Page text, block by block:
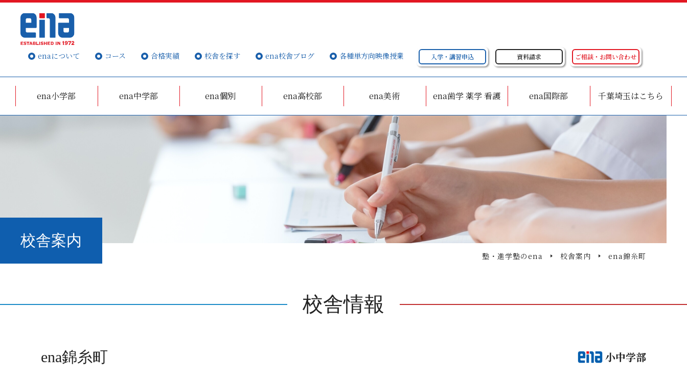
enaについて コース 合格実績 校舎を探す ena校舎ブログ 各種単方向映像授業 入学・講習申込 資料請求 ご相談・お問い合わせ
ena小学部 ena中学部 ena個別 ena高校部 ena美術 ena歯学 薬学 看護 ena国際部 千葉埼玉はこちら
校舎案内
塾・進学塾のena 校舎案内 ena錦糸町
校舎情報
ena錦糸町 小中学部